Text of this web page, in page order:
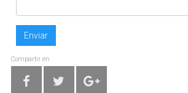
Enviar
Compartir en